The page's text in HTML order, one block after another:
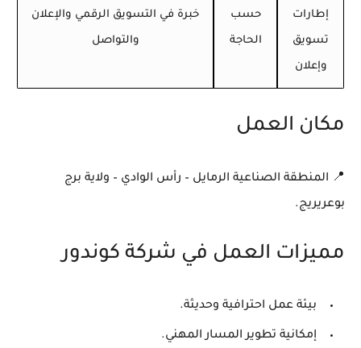
إطارات
تسويق
وإعلان
حسب
الحاجة
خبرة في التسويق الرقمي والإعلان
والتواصل
مكان العمل
📍 المنطقة الصناعية الرمايل – رأس الوادي – ولاية برج
بوعريريج.
مميزات العمل في شركة كوندور
بيئة عمل احترافية وحديثة.
إمكانية تطوير المسار المهني.